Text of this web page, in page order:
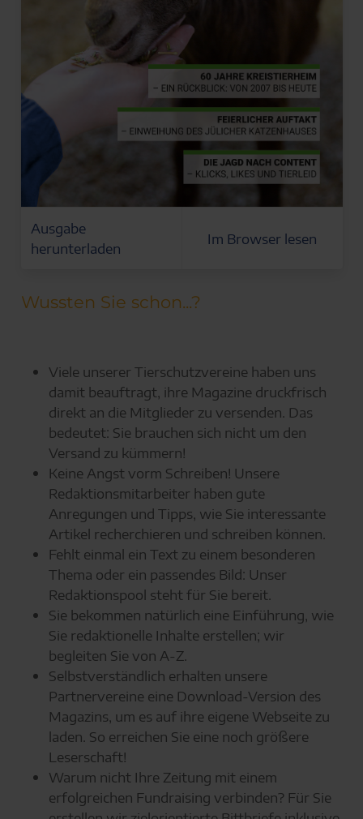
Ausgabe
herunterladen
Im Browser lesen
Wussten Sie schon...?
Viele unserer Tierschutzvereine haben uns
damit beauftragt, ihre Magazine druckfrisch
direkt an die Mitglieder zu versenden. Das
bedeutet: Sie brauchen sich nicht um den
Versand zu kümmern!
Keine Angst vorm Schreiben! Unsere
Redaktionsmitarbeiter haben gute
Anregungen und Tipps, wie Sie interessante
Artikel recherchieren und schreiben können.
Fehlt einmal ein Text zu einem besonderen
Thema oder ein passendes Bild: Unser
Redaktionspool steht für Sie bereit.
Sie bekommen natürlich eine Einführung, wie
Sie redaktionelle Inhalte erstellen; wir
begleiten Sie von A-Z.
Selbstverständlich erhalten unsere
Partnervereine eine Download-Version des
Magazins, um es auf ihre eigene Webseite zu
laden. So erreichen Sie eine noch größere
Leserschaft!
Warum nicht Ihre Zeitung mit einem
erfolgreichen Fundraising verbinden? Für Sie